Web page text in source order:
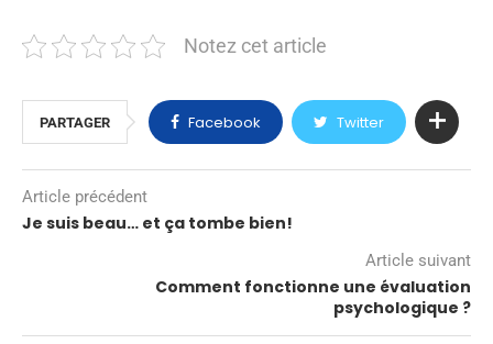
Notez cet article
PARTAGER Facebook Twitter
Article précédent
Je suis beau… et ça tombe bien!
Article suivant
Comment fonctionne une évaluation
psychologique ?